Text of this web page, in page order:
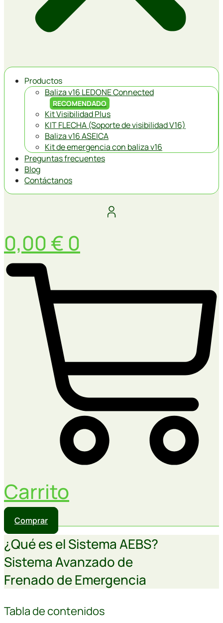
Productos
Baliza v16 LEDONE Connected
RECOMENDADO
Kit Visibilidad Plus
KIT FLECHA (Soporte de visibilidad V16)
Baliza v16 ASEICA
Kit de emergencia con baliza v16
Preguntas frecuentes
Blog
Contáctanos
0,00 € 0
Carrito
Comprar
¿Qué es el Sistema AEBS?
Sistema Avanzado de
Frenado de Emergencia
Tabla de contenidos